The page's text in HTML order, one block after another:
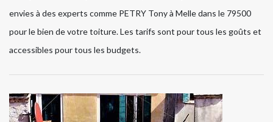
envies à des experts comme PETRY Tony à Melle dans le 79500
pour le bien de votre toiture. Les tarifs sont pour tous les goûts et
accessibles pour tous les budgets.